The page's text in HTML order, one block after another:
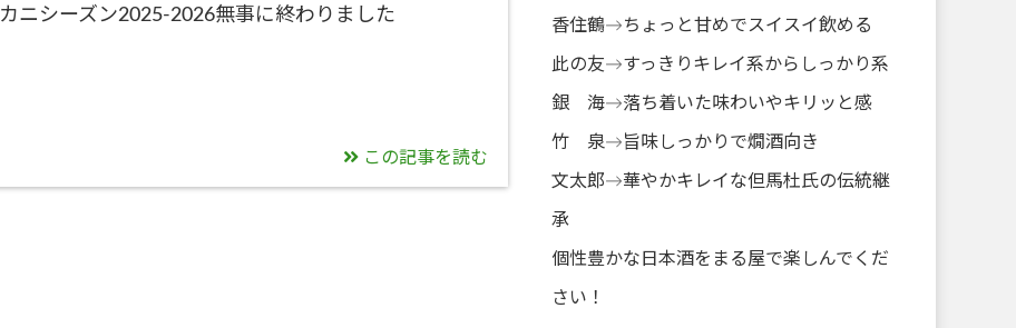
カニシーズン2025-2026無事に終わりました
この記事を読む
香住鶴→ちょっと甘めでスイスイ飲める
此の友→すっきりキレイ系からしっかり系
銀 海→落ち着いた味わいやキリッと感
竹 泉→旨味しっかりで燗酒向き
文太郎→華やかキレイな但馬杜氏の伝統継
承
個性豊かな日本酒をまる屋で楽しんでくだ
さい！